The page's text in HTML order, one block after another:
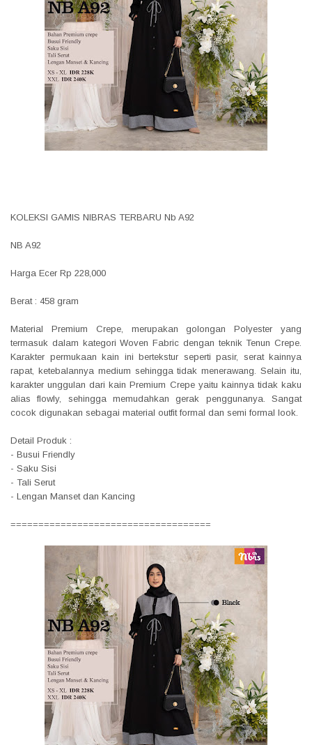
KOLEKSI GAMIS NIBRAS TERBARU Nb A92
NB A92
Harga Ecer Rp 228,000
Berat : 458 gram
Material Premium Crepe, merupakan golongan Polyester yang
termasuk dalam kategori Woven Fabric dengan teknik Tenun Crepe.
Karakter permukaan kain ini bertekstur seperti pasir, serat kainnya
rapat, ketebalannya medium sehingga tidak menerawang. Selain itu,
karakter unggulan dari kain Premium Crepe yaitu kainnya tidak kaku
alias flowly, sehingga memudahkan gerak penggunanya. Sangat
cocok digunakan sebagai material outfit formal dan semi formal look.
Detail Produk :
- Busui Friendly
- Saku Sisi
- Tali Serut
- Lengan Manset dan Kancing
====================================